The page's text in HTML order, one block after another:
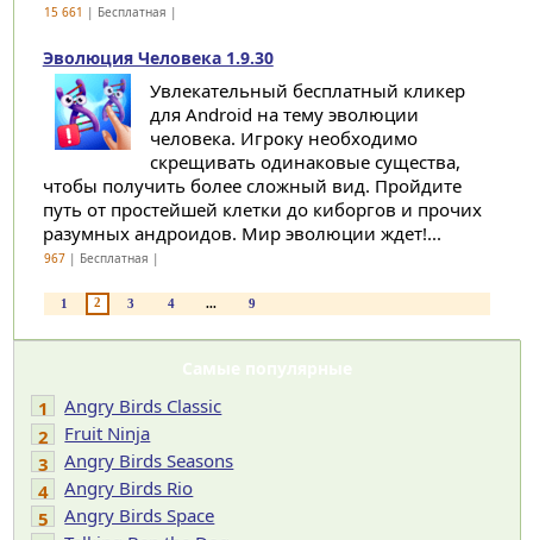
15 661 | Бесплатная |
Эволюция Человека 1.9.30
Увлекательный бесплатный кликер
для Android на тему эволюции
человека. Игроку необходимо
скрещивать одинаковые существа,
чтобы получить более сложный вид. Пройдите
путь от простейшей клетки до киборгов и прочих
разумных андроидов. Мир эволюции ждет!...
967| Бесплатная |
1 2 3 4 ... 9
Самые популярные
1
Angry Birds Classic
2
Fruit Ninja
3
Angry Birds Seasons
4
Angry Birds Rio
5
Angry Birds Space